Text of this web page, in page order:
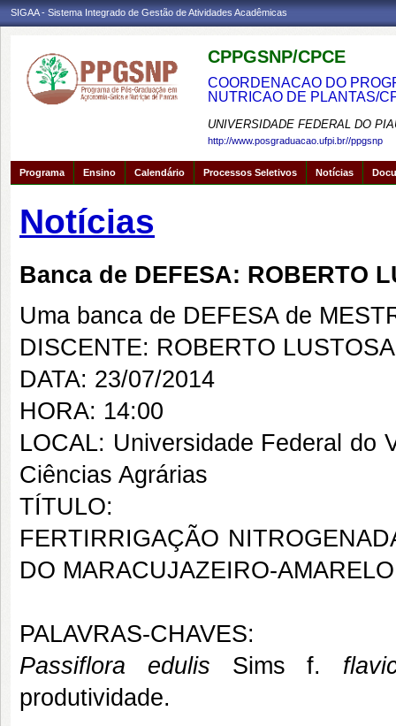
SIGAA - Sistema Integrado de Gestão de Atividades Acadêmicas
CPPGSNP/CPCE
COORDENACAO DO
NUTRICAO DE PLANTAS/
UNIVERSIDADE FEDERAL DO
http://www.posgraduacao.ufpi.br//ppgsnp
Programa Ensino Calendário Processos Seletivos Notícias
Notícias
Banca de DEFESA: ROBERTO
Uma banca de DEFESA de
DISCENTE: ROBERTO
DATA: 23/07/2014
HORA: 14:00
LOCAL: Universidade Federal do
Ciências Agrárias
TÍTULO:
FERTIRRIGAÇÃO
DO MARACUJAZEIRO-
PALAVRAS-CHAVES:
Passiflora edulis Sims f.
produtividade.